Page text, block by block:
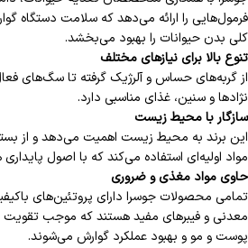
فرمول‌هایی را ارائه می‌دهد که سلامت دستگاه
کلی بدن حیوانات را بهبود می‌بخشد.
تنوع بالا برای نیازهای مختلف
از گربه‌های حساس و آلرژیک گرفته تا سگ‌های
نژادها و سنین، غذای مناسبی دارد.
سازگار با محیط زیست
این برند به محیط زیست اهمیت می‌دهد و از
مواد اولیه‌ای استفاده می‌کند که با اصول
حاوی مواد مغذی و ضروری
تمامی محصولات جوسرا دارای پروتئین‌های
معدنی و فیبرهای مفید هستند که موجب
پوست و مو و بهبود عملکرد گوارش می‌شوند.